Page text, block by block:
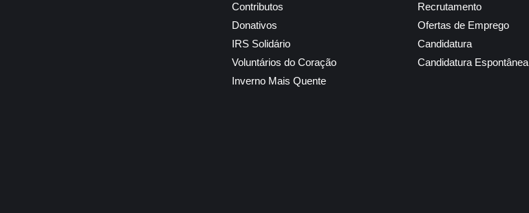
Contributos
Donativos
IRS Solidário
Voluntários do Coração
Inverno Mais Quente
Recrutamento
Ofertas de Emprego
Candidatura
Candidatura Espontânea